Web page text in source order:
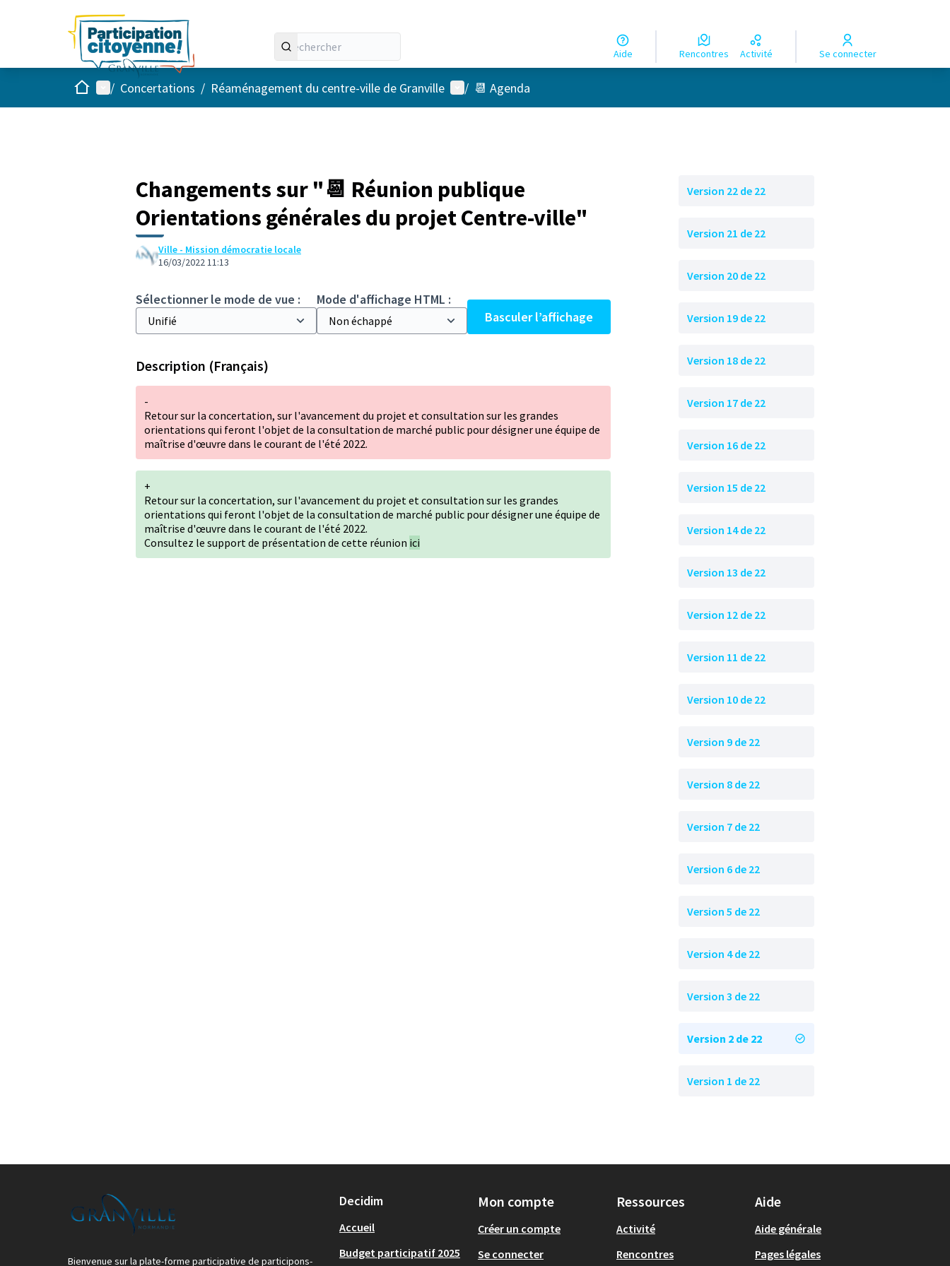
Aide Rencontres Activité Se connecter
AccueilMenu principal
/ Concertations / Réaménagement du centre-ville de Granville Menu utilisateur
/ 📆 Agenda
Changements sur "📆 Réunion publique
Orientations générales du projet Centre-ville"
Ville - Mission démocratie locale
16/03/2022 11:13
Sélectionner le mode de vue :
Mode d'affichage HTML :
Basculer l’affichage
Description (Français)
-
Retour sur la concertation, sur l'avancement du projet et consultation sur les grandes
orientations qui feront l'objet de la consultation de marché public pour désigner une équipe de
maîtrise d'œuvre dans le courant de l'été 2022.
+
Retour sur la concertation, sur l'avancement du projet et consultation sur les grandes
orientations qui feront l'objet de la consultation de marché public pour désigner une équipe de
maîtrise d'œuvre dans le courant de l'été 2022.
Consultez le support de présentation de cette réunion ici
Version 22 de 22
Version 21 de 22
Version 20 de 22
Version 19 de 22
Version 18 de 22
Version 17 de 22
Version 16 de 22
Version 15 de 22
Version 14 de 22
Version 13 de 22
Version 12 de 22
Version 11 de 22
Version 10 de 22
Version 9 de 22
Version 8 de 22
Version 7 de 22
Version 6 de 22
Version 5 de 22
Version 4 de 22
Version 3 de 22
Version 2 de 22
Version 1 de 22
Bienvenue sur la plate-forme participative de participons-
Decidim
Accueil
Budget participatif 2025
Mon compte
Créer un compte
Se connecter
Ressources
Activité
Rencontres
Aide
Aide générale
Pages légales